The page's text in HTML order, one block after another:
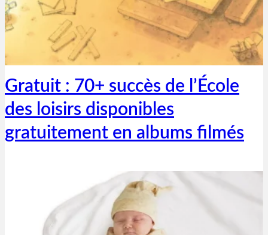
Thibaut Parent
19 mai 2020
Gratuit : 70+ succès de l’École
des loisirs disponibles
gratuitement en albums filmés